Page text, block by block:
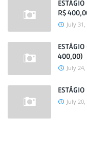
R$
July
400,00)
July
July